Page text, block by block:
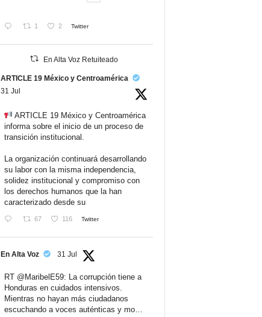
1 2 Twitter
En Alta Voz Retuiteado
ARTICLE 19 México y Centroamérica
31 Jul
ARTICLE 19 México y Centroamérica
informa sobre el inicio de un proceso de
transición institucional.
La organización continuará desarrollando
su labor con la misma independencia,
solidez institucional y compromiso con
los derechos humanos que la han
caracterizado desde su
67 116 Twitter
En Alta Voz 31 Jul
RT @MaribelE59: La corrupción tiene a
Honduras en cuidados intensivos.
Mientras no hayan más ciudadanos
escuchando a voces auténticas y mo…